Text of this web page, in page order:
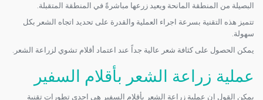
البصيلة من المنطقة المانحة ويعيد زرعها مباشرةً في المنطقة المتقبلة.
تتميز هذه التقنية بسرعة اجراء العملية والقدرة على تحديد اتجاه الشعر بكل
سهولة.
يمكن الحصول على كثافة شعر عالية جداً عند اعتماد أقلام تشوي لزراعة الشعر.
عملية زراعة الشعر بأقلام السفير
يمكن القول ان عملية زراعة الشعر بأقلام السفير هي احدى تطورات تقنية